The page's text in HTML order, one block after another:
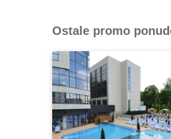
Ostale promo